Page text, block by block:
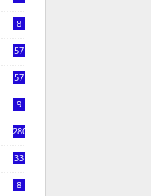
8
57
57
9
280
33
8